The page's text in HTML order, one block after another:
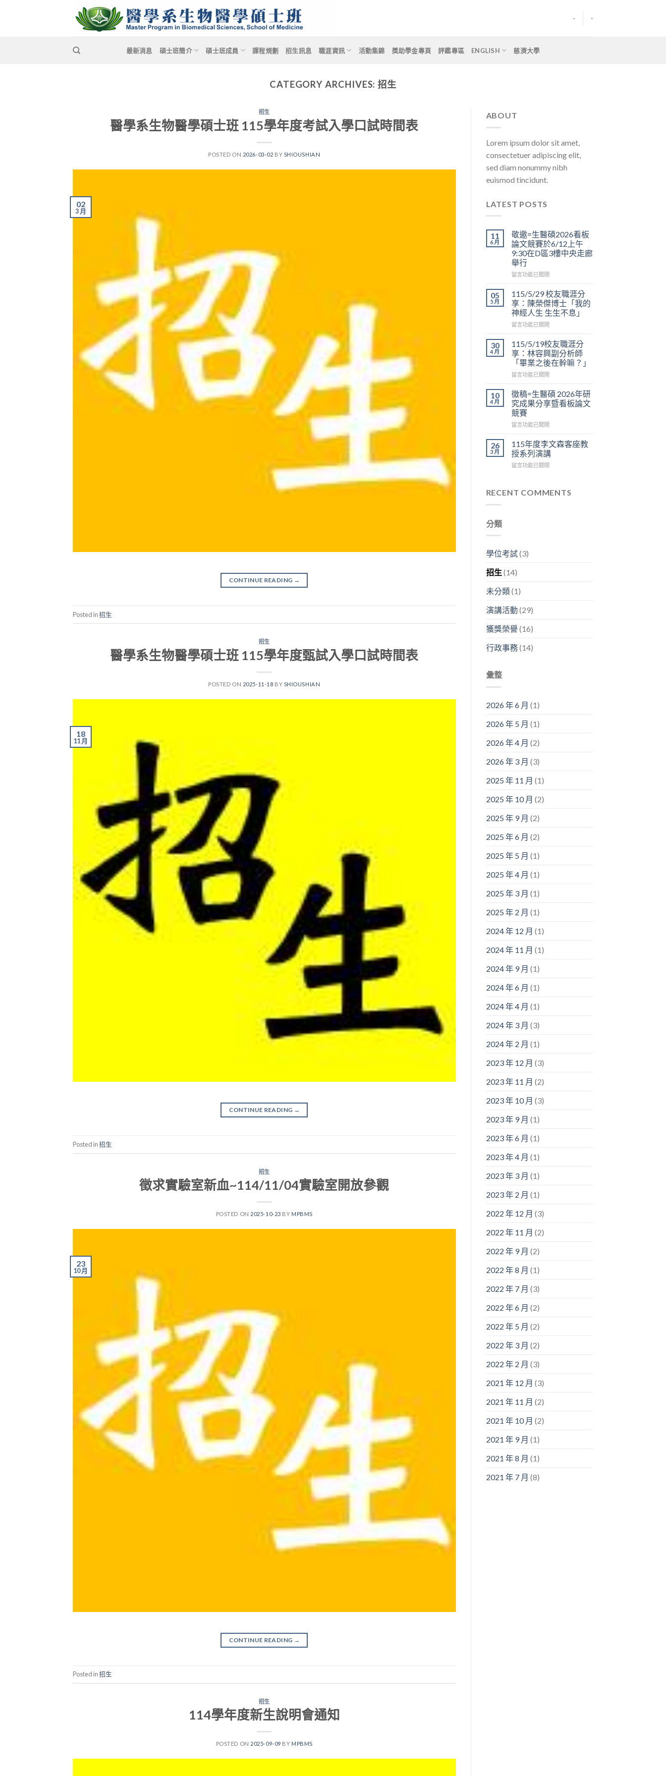
- -
最新消息 碩士班簡介 碩士班成員 課程規劃 招生訊息 職涯資訊 活動集錦 獎助學金專頁 評鑑專區 ENGLISH 慈濟大學
CATEGORY ARCHIVES:招生
招生
醫學系生物醫學碩士班 115學年度考試入學口試時間表
POSTED ON 2026-03-02 BY SHIOUSHIAN
02
3 月
CONTINUE READING →
Posted in招生
招生
醫學系生物醫學碩士班 115學年度甄試入學口試時間表
POSTED ON 2025-11-18 BY SHIOUSHIAN
18
11 月
CONTINUE READING →
Posted in招生
招生
徵求實驗室新血~114/11/04實驗室開放參觀
POSTED ON 2025-10-23 BY MPBMS
23
10 月
CONTINUE READING →
Posted in招生
招生
114學年度新生說明會通知
POSTED ON 2025-09-09 BY MPBMS
ABOUT
Lorem ipsum dolor sit amet,
consectetuer adipiscing elit,
sed diam nonummy nibh
euismod tincidunt.
LATEST POSTS
11
6 月
敬邀=生醫碩2026看板
論文競賽於6/12上午
9:30在D區3樓中央走廊
舉行
在
邀
=
生
醫
碩
看
板
論
競
於
6/12
上
午
9:30
D
區
3
樓
走
留言功能已關閉
05
5 月
115/5/29 校友職涯分
享：陳榮傑博士「我的
神經人生 生生不息」
在
校
友
職
分
陳
榮
傑
博
士
的
神
經
人
生
留言功能已關閉
30
4 月
115/5/19校友職涯分
享：林容興副分析師
「畢業之後在幹嘛？」
在
校
友
職
涯
分
林
容
興
副
師
嘛？」〉
中
留言功能已關閉
10
4 月
徵稿=生醫碩 2026年研
究成果分享暨看板論文
競賽
在
稿
=
生
醫
年
暨
看
論
競
中
留言功能已關閉
26
3 月
115年度李文森客座教
授系列演講
在
度
授
系
演
中
留言功能已關閉
RECENT COMMENTS
分類
學位考試(3)
招生 (14)
未分類(1)
演講活動 (29)
獲獎榮譽(16)
行政事務(14)
彙整
2026 年 6 月 (1)
2026 年 5 月 (1)
2026 年 4 月 (2)
2026 年 3 月 (3)
2025 年 11 月 (1)
2025 年 10 月 (2)
2025 年 9 月 (2)
2025 年 6 月 (2)
2025 年 5 月 (1)
2025 年 4 月 (1)
2025 年 3 月 (1)
2025 年 2 月 (1)
2024 年 12 月 (1)
2024 年 11 月 (1)
2024 年 9 月 (1)
2024 年 6 月 (1)
2024 年 4 月 (1)
2024 年 3 月 (3)
2024 年 2 月 (1)
2023 年 12 月 (3)
2023 年 11 月 (2)
2023 年 10 月 (3)
2023 年 9 月 (1)
2023 年 6 月 (1)
2023 年 4 月 (1)
2023 年 3 月 (1)
2023 年 2 月 (1)
2022 年 12 月 (3)
2022 年 11 月 (2)
2022 年 9 月 (2)
2022 年 8 月 (1)
2022 年 7 月 (3)
2022 年 6 月 (2)
2022 年 5 月 (2)
2022 年 3 月 (2)
2022 年 2 月 (3)
2021 年 12 月 (3)
2021 年 11 月 (2)
2021 年 10 月 (2)
2021 年 9 月 (1)
2021 年 8 月 (1)
2021 年 7 月 (8)